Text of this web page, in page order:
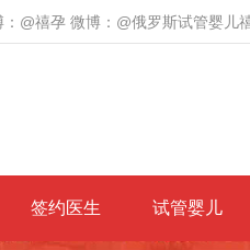
@禧孕 微博：@俄罗斯试管婴儿
签约医生 试管婴儿